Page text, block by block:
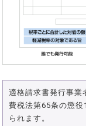
適格請求書発行事業
費税法第65条の懲
られます。